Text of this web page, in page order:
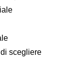
scegliere